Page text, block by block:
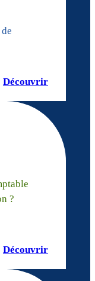
Découvrir
?
Découvrir